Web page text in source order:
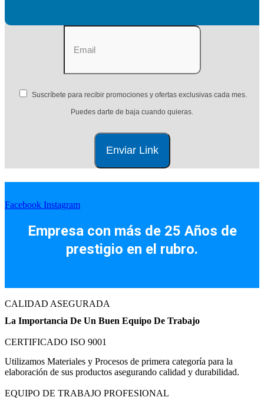
Suscríbete para recibir promociones y ofertas exclusivas cada mes.
Puedes darte de baja cuando quieras.
Facebook Instagram
Empresa con más de 25 Años de
prestigio en el rubro.
CALIDAD ASEGURADA
La Importancia De Un Buen Equipo De Trabajo
CERTIFICADO ISO 9001
Utilizamos Materiales y Procesos de primera categoría para la
elaboración de sus productos asegurando calidad y durabilidad.
EQUIPO DE TRABAJO PROFESIONAL